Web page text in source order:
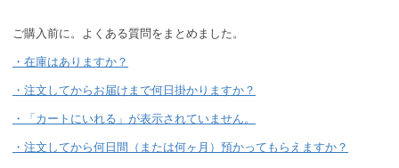
ご購入前に。よくある質問をまとめました。
・在庫はありますか？
・注文してからお届けまで何日掛かりますか？
・「カートにいれる」が表示されていません。
・注文してから何日間（または何ヶ月）預かってもらえますか？